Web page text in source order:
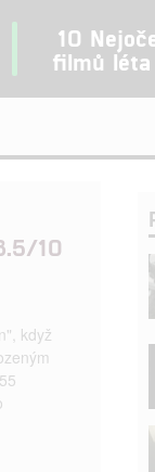
10
filmů léta
10
když